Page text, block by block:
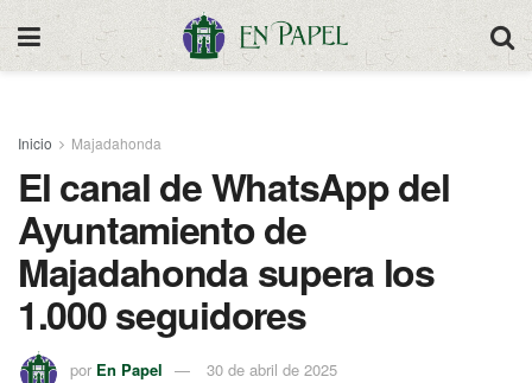
Inicio Majadahonda
El canal de WhatsApp del
Ayuntamiento de
Majadahonda supera los
1.000 seguidores
por En Papel 30 de abril de 2025